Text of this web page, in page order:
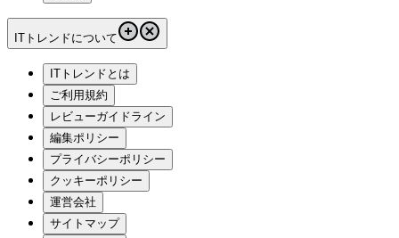
ITトレンドについて
ITトレンドとは
ご利用規約
レビューガイドライン
編集ポリシー
プライバシーポリシー
クッキーポリシー
運営会社
サイトマップ